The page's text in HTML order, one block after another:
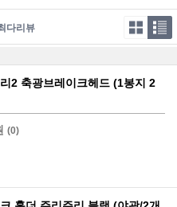
다리뷰
2 축광브레이크헤드 (1봉지 2
(0)